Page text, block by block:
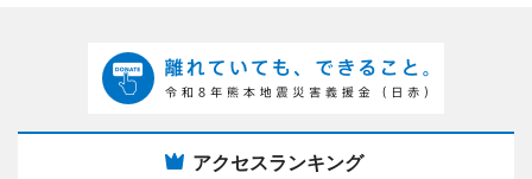
アクセスランキング